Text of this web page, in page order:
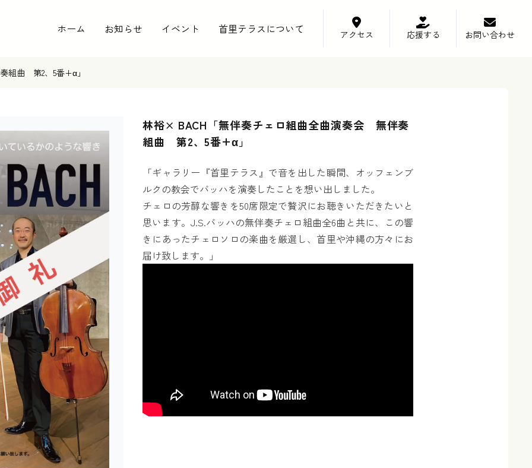
ホーム お知らせ イベント 首里テラスについて アクセス 応援する お問い合わせ
組曲 第2、5番+α」
林裕× BACH「無伴奏チェロ組曲全曲演奏会 無伴奏
組曲 第2、5番+α」
「ギャラリー『首里テラス』で音を出した瞬間、オッフェンブ
ルクの教会でバッハを演奏したことを想い出しました。
チェロの芳醇な響きを50席限定で贅沢にお聴きいただきたいと
思います。J.S.バッハの無伴奏チェロ組曲全6曲と共に、この響
きにあったチェロソロの楽曲を厳選し、首里や沖縄の方々にお
届け致します。」